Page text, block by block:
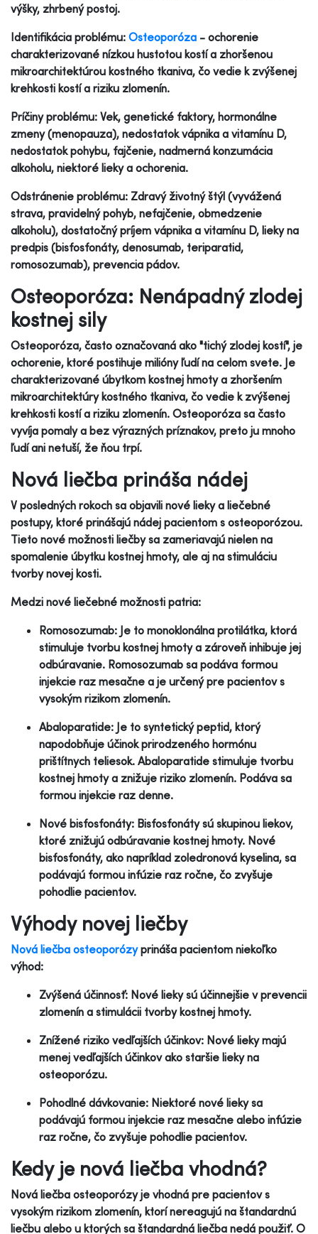
výšky, zhrbený postoj.
Identifikácia problému: Osteoporóza - ochorenie
charakterizované nízkou hustotou kostí a zhoršenou
mikroarchitektúrou kostného tkaniva, čo vedie k zvýšenej
krehkosti kostí a riziku zlomenín.
Príčiny problému: Vek, genetické faktory, hormonálne
zmeny (menopauza), nedostatok vápnika a vitamínu D,
nedostatok pohybu, fajčenie, nadmerná konzumácia
alkoholu, niektoré lieky a ochorenia.
Odstránenie problému: Zdravý životný štýl (vyvážená
strava, pravidelný pohyb, nefajčenie, obmedzenie
alkoholu), dostatočný príjem vápnika a vitamínu D, lieky na
predpis (bisfosfonáty, denosumab, teriparatid,
romosozumab), prevencia pádov.
Osteoporóza: Nenápadný zlodej
kostnej sily
Osteoporóza, často označovaná ako "tichý zlodej kostí", je
ochorenie, ktoré postihuje milióny ľudí na celom svete. Je
charakterizované úbytkom kostnej hmoty a zhoršením
mikroarchitektúry kostného tkaniva, čo vedie k zvýšenej
krehkosti kostí a riziku zlomenín. Osteoporóza sa často
vyvíja pomaly a bez výrazných príznakov, preto ju mnoho
ľudí ani netuší, že ňou trpí.
Nová liečba prináša nádej
V posledných rokoch sa objavili nové lieky a liečebné
postupy, ktoré prinášajú nádej pacientom s osteoporózou.
Tieto nové možnosti liečby sa zameriavajú nielen na
spomalenie úbytku kostnej hmoty, ale aj na stimuláciu
tvorby novej kosti.
Medzi nové liečebné možnosti patria:
Romosozumab: Je to monoklonálna protilátka, ktorá
stimuluje tvorbu kostnej hmoty a zároveň inhibuje jej
odbúravanie. Romosozumab sa podáva formou
injekcie raz mesačne a je určený pre pacientov s
vysokým rizikom zlomenín.
Abaloparatide: Je to syntetický peptid, ktorý
napodobňuje účinok prirodzeného hormónu
prištítnych teliesok. Abaloparatide stimuluje tvorbu
kostnej hmoty a znižuje riziko zlomenín. Podáva sa
formou injekcie raz denne.
Nové bisfosfonáty: Bisfosfonáty sú skupinou liekov,
ktoré znižujú odbúravanie kostnej hmoty. Nové
bisfosfonáty, ako napríklad zoledronová kyselina, sa
podávajú formou infúzie raz ročne, čo zvyšuje
pohodlie pacientov.
Výhody novej liečby
Nová liečba osteoporózyprináša pacientom niekoľko
výhod:
Zvýšená účinnosť: Nové lieky sú účinnejšie v prevencii
zlomenín a stimulácii tvorby kostnej hmoty.
Znížené riziko vedľajších účinkov: Nové lieky majú
menej vedľajších účinkov ako staršie lieky na
osteoporózu.
Pohodlné dávkovanie: Niektoré nové lieky sa
podávajú formou injekcie raz mesačne alebo infúzie
raz ročne, čo zvyšuje pohodlie pacientov.
Kedy je nová liečba vhodná?
Nová liečba osteoporózy je vhodná pre pacientov s
vysokým rizikom zlomenín, ktorí nereagujú na štandardnú
liečbu alebo u ktorých sa štandardná liečba nedá použiť. O